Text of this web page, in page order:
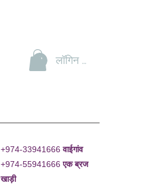
लॉगिन करें
+974-33941666वाईगांव
+974-55941666एक ब्रज
खाड़ी